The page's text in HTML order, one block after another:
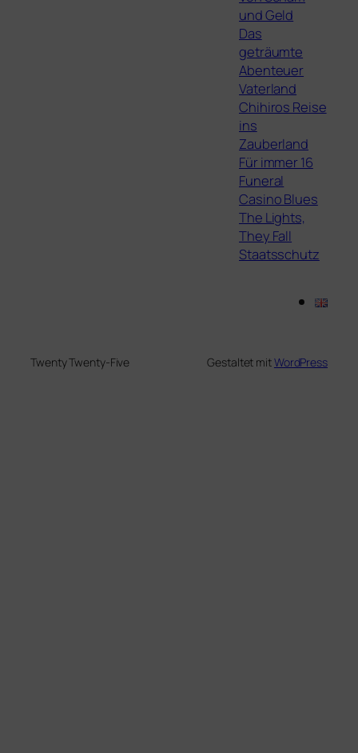
und Geld
Das
geträumte
Abenteuer
Vaterland
Chihiros Reise
ins
Zauberland
Für immer 16
Funeral
Casino Blues
The Lights,
They Fall
Staatsschutz
Twenty Twenty-Five Gestaltet mitWordPress